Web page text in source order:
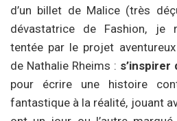
d’un billet de Malice (très
dévastatrice de Fashion, je
tentée par le projet
de Nathalie Rheims :
pour écrire une histoire
fantastique à la réalité, jouant